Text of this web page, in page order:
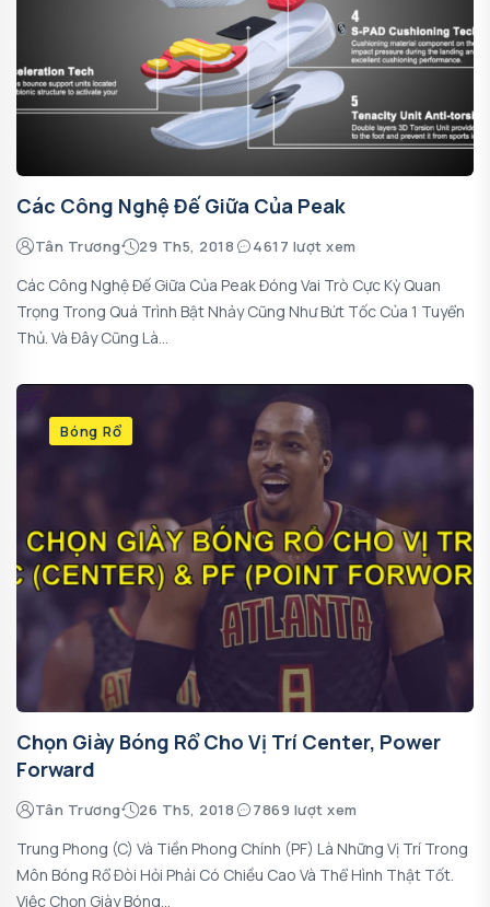
Các Công Nghệ Đế Giữa Của Peak
Tân Trương 29 Th5, 2018 4617 lượt xem
Các Công Nghệ Đế Giữa Của Peak Đóng Vai Trò Cực Kỳ Quan
Trọng Trong Quá Trình Bật Nhảy Cũng Như Bứt Tốc Của 1 Tuyển
Thủ. Và Đây Cũng Là...
Bóng Rổ
Chọn Giày Bóng Rổ Cho Vị Trí Center, Power
Forward
Tân Trương 26 Th5, 2018 7869 lượt xem
Trung Phong (C) Và Tiền Phong Chính (PF) Là Những Vị Trí Trong
Môn Bóng Rổ Đòi Hỏi Phải Có Chiều Cao Và Thể Hình Thật Tốt.
Việc Chọn Giày Bóng...